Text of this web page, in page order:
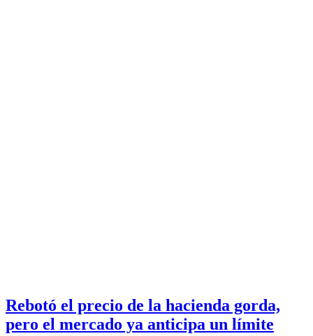
Rebotó el precio de la hacienda gorda,
pero el mercado ya anticipa un límite